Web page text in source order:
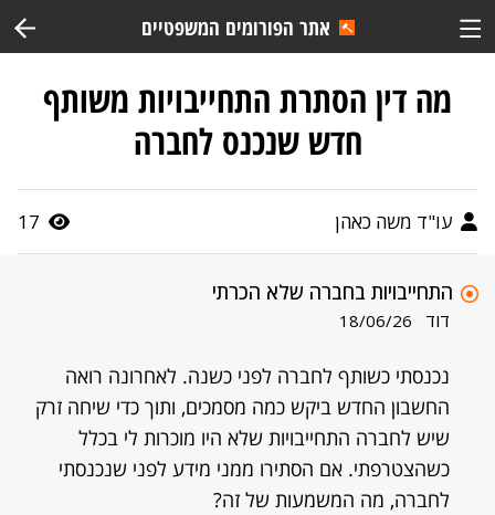
אתר הפורומים המשפטיים
מה דין הסתרת התחייבויות משותף
חדש שנכנס לחברה
עו"ד משה כאהן 17
התחייבויות בחברה שלא הכרתי
דוד 18/06/26
נכנסתי כשותף לחברה לפני כשנה. לאחרונה רואה
החשבון החדש ביקש כמה מסמכים, ותוך כדי שיחה זרק
שיש לחברה התחייבויות שלא היו מוכרות לי בכלל
כשהצטרפתי. אם הסתירו ממני מידע לפני שנכנסתי
לחברה, מה המשמעות של זה?